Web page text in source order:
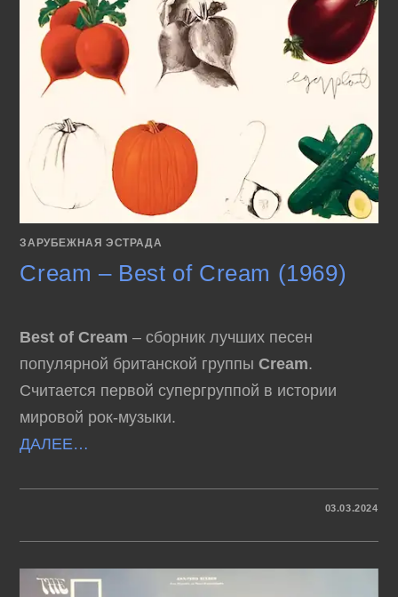
ЗАРУБЕЖНАЯ ЭСТРАДА
Cream – Best of Cream (1969)
Best of Cream – сборник лучших песен
популярной британской группыCream.
Считается первой супергруппой в истории
мировой рок-музыки.
ДАЛЕЕ…
–
OF
03.03.2024